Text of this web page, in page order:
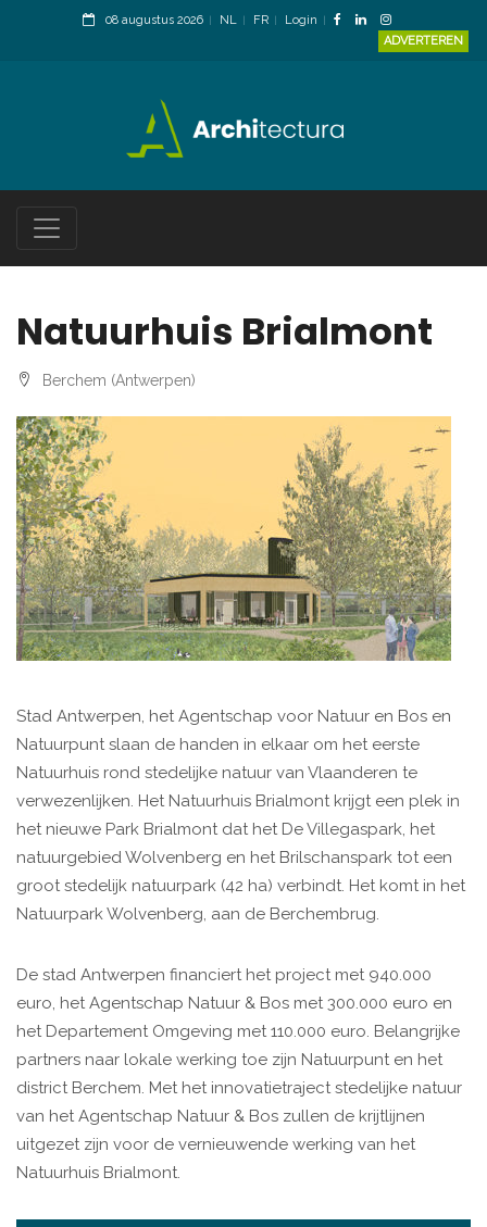
08 augustus 2026 NL FR
Login
ADVERTEREN
Natuurhuis Brialmont
Berchem (Antwerpen)
Stad Antwerpen, het Agentschap voor Natuur en Bos en
Natuurpunt slaan de handen in elkaar om het eerste
Natuurhuis rond stedelijke natuur van Vlaanderen te
verwezenlijken. Het Natuurhuis Brialmont krijgt een plek in
het nieuwe Park Brialmont dat het De Villegaspark, het
natuurgebied Wolvenberg en het Brilschanspark tot een
groot stedelijk natuurpark (42 ha) verbindt. Het komt in het
Natuurpark Wolvenberg, aan de Berchembrug.
De stad Antwerpen financiert het project met 940.000
euro, het Agentschap Natuur & Bos met 300.000 euro en
het Departement Omgeving met 110.000 euro. Belangrijke
partners naar lokale werking toe zijn Natuurpunt en het
district Berchem. Met het innovatietraject stedelijke natuur
van het Agentschap Natuur & Bos zullen de krijtlijnen
uitgezet zijn voor de vernieuwende werking van het
Natuurhuis Brialmont.